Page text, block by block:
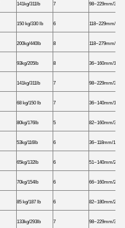
141kg/311lb 7 98~229mm/
150 kg/330 lb 6 118~229mm/
200kg/440lb 8 118~279mm/
93kg/205lb 8 36~160mm/
141kg/311lb 7 98~229mm/
68 kg/150 lb 7 36~140mm/
80kg/176lb 5 82~160mm/
53kg/116lb 6 36~118mm/
65kg/132lb 6 51~140mm/2~5.5
70kg/154lb 6 66~160mm/
85 kg/187 lb 6 82~180mm/
133kg/293lb 7 98~229mm/